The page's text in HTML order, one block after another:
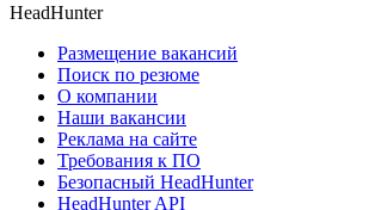
HeadHunter
Размещение вакансий
Поиск по резюме
О компании
Наши вакансии
Реклама на сайте
Требования к ПО
Безопасный HeadHunter
HeadHunter API